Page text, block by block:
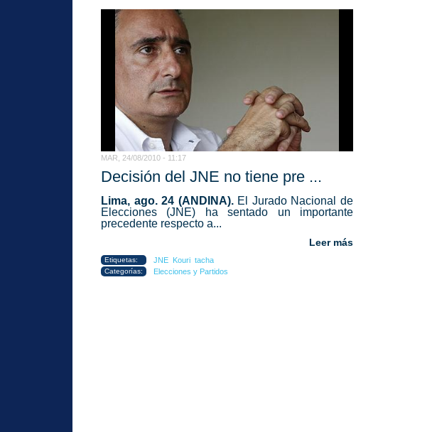
MAR, 24/08/2010 - 11:17
Decisión del JNE no tiene pre ...
Lima, ago. 24 (ANDINA).El Jurado Nacional de
Elecciones (JNE) ha sentado un importante
precedente respecto a...
Leer más
Etiquetas: JNE Kouri tacha
Categorías: Elecciones y Partidos